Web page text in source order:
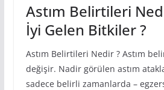
Astım Belirtileri
İyi Gelen Bitkiler ?
Astım Belirtileri Nedir ? Astım
değişir. Nadir görülen astım
sadece belirli zamanlarda –